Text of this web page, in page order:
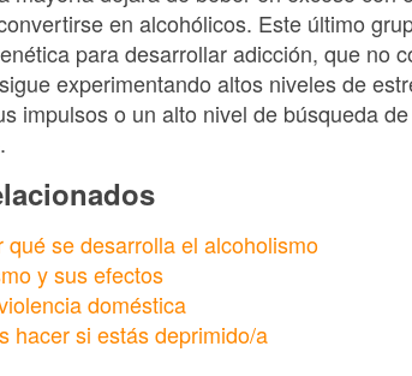
en alcohólicos. Este último
para desarrollar adicción, que no
experimentando altos niveles de
impulsos o un alto nivel de búsqueda
qué se desarrolla el alcoholismo
y sus efectos
doméstica
hacer si estás deprimido/a